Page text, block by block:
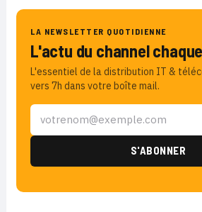
LA NEWSLETTER QUOTIDIENNE
L'actu du channel
L'essentiel de la distribution IT &
vers 7h dans votre boîte mail.